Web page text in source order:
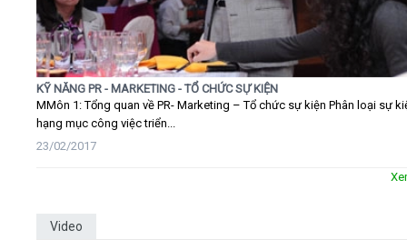
KỸ NĂNG PR - MARKETING - TỔ CHỨC SỰ KIỆN
MMôn 1: Tổng quan về PR- Marketing – Tổ chức sự kiện Phân loại sự
hạng mục công việc triển...
23/02/2017
Video